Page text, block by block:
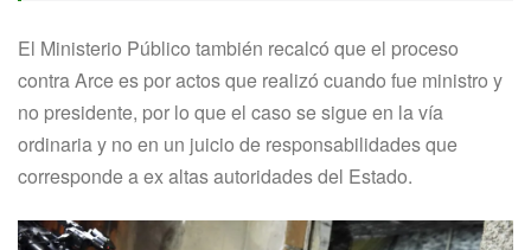
El Ministerio Público también recalcó que el proceso
contra Arce es por actos que realizó cuando fue ministro y
no presidente, por lo que el caso se sigue en la vía
ordinaria y no en un juicio de responsabilidades que
corresponde a ex altas autoridades del Estado.